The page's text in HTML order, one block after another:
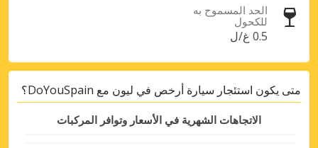
الحد المسموح به
للكحول
0.5 غ/ل
متى يكون استئجار سيارة أرخص في ليون مع DoYouSpain؟
الاتجاهات الشهرية في الأسعار وتوافر المركبات